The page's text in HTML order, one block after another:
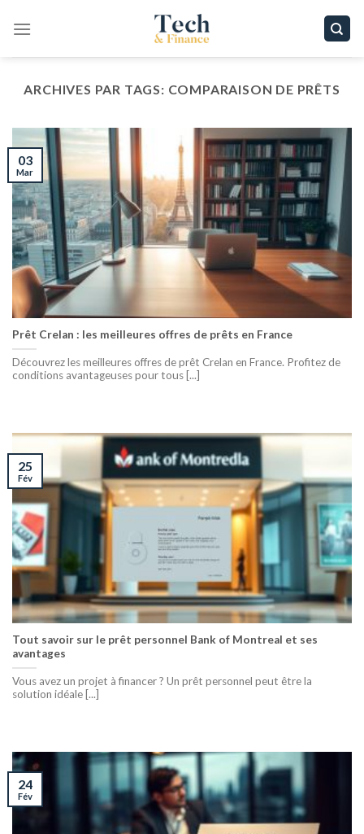
ARCHIVES PAR TAGS: COMPARAISON DE PRÊTS
Prêt Crelan : les meilleures offres de prêts en France
Découvrez les meilleures offres de prêt Crelan en France. Profitez de
conditions avantageuses pour tous [...]
03
Mar
Tout savoir sur le prêt personnel Bank of Montreal et ses
avantages
Vous avez un projet à financer ? Un prêt personnel peut être la
solution idéale [...]
25
Fév
24
Fév